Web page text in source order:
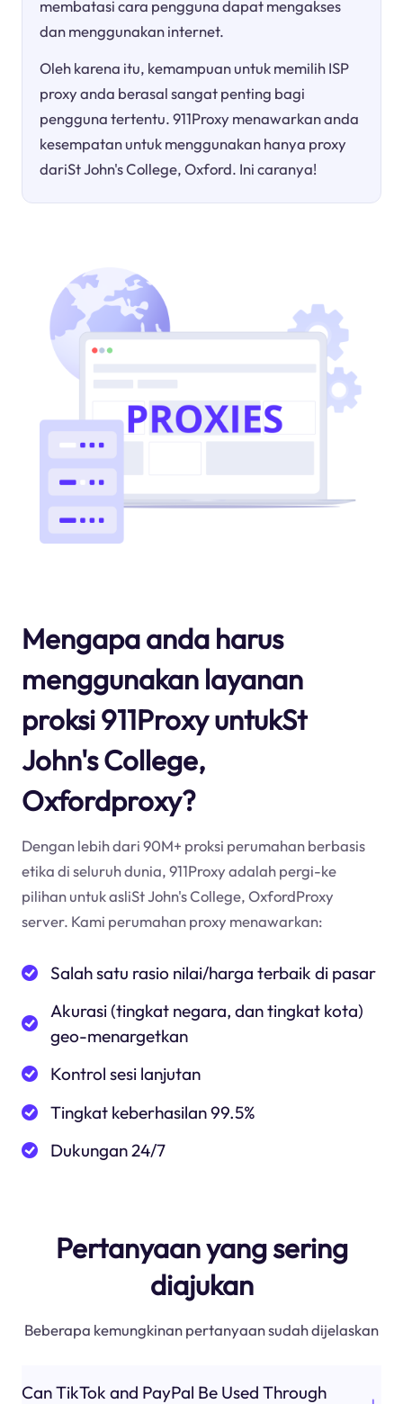
membatasi cara pengguna dapat mengakses
dan menggunakan internet.
Oleh karena itu, kemampuan untuk memilih ISP
proxy anda berasal sangat penting bagi
pengguna tertentu. 911Proxy menawarkan anda
kesempatan untuk menggunakan hanya proxy
dariSt John's College, Oxford. Ini caranya!
Mengapa anda harus
menggunakan layanan
proksi 911Proxy untukSt
John's College,
Oxfordproxy?
Dengan lebih dari 90M+ proksi perumahan berbasis
etika di seluruh dunia, 911Proxy adalah pergi-ke
pilihan untuk asliSt John's College, OxfordProxy
server. Kami perumahan proxy menawarkan:
Salah satu rasio nilai/harga terbaik di pasar
Akurasi (tingkat negara, dan tingkat kota)
geo-menargetkan
Kontrol sesi lanjutan
Tingkat keberhasilan 99.5%
Dukungan 24/7
Pertanyaan yang sering
diajukan
Beberapa kemungkinan pertanyaan sudah dijelaskan
Can TikTok and PayPal Be Used Through